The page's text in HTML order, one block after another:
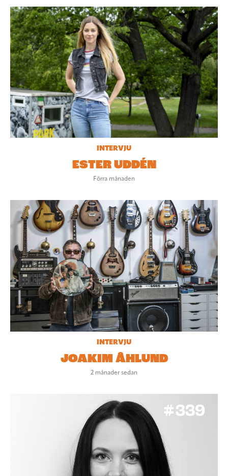
INTERVJU
ESTER UDDÉN
Förra månaden
INTERVJU
JOAKIM ÅHLUND
2 månader sedan